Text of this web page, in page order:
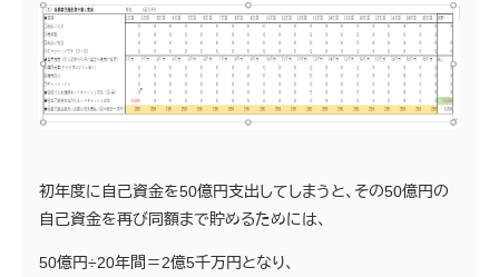
初年度に自己資金を50億円支出してしまうと、その50億円の
自己資金を再び同額まで貯めるためには、
50億円÷20年間＝2億5千万円となり、